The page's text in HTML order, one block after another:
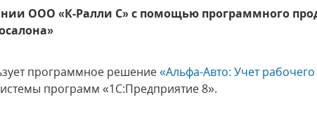
ООО «К-Ралли С» с помощью программного
программное решение«Альфа-Авто: Учет
программ «1С:Предприятие 8».